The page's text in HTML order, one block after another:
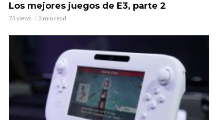
Los mejores juegos de E3, parte 2
73 views 3 min read